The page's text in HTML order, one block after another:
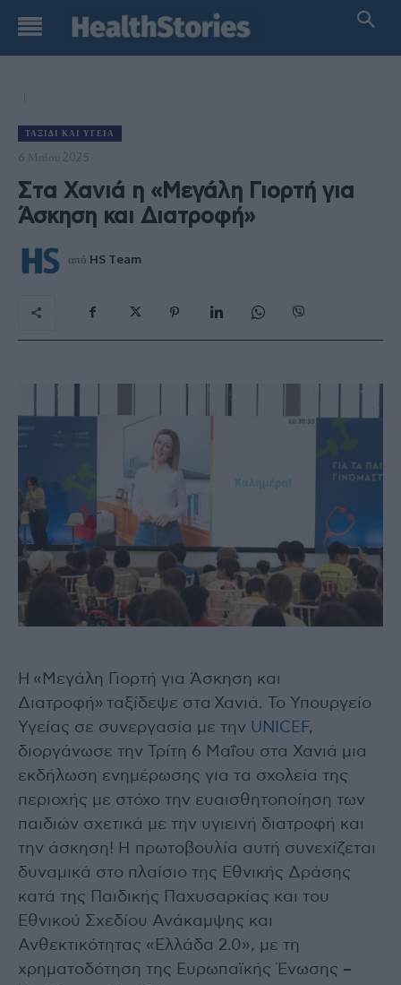
ΤΑΞΊΔΙ ΚΑΙ ΥΓΕΊΑ
6 Μαΐου 2025
Στα Χανιά η «Μεγάλη Γιορτή για
Άσκηση και Διατροφή»
από HS Team
Η «Μεγάλη Γιορτή για Άσκηση και
Διατροφή» ταξίδεψε στα Χανιά. Το Υπουργείο
Υγείας σε συνεργασία με την UNICEF,
διοργάνωσε την Τρίτη 6 Μαΐου στα Χανιά μια
εκδήλωση ενημέρωσης για τα σχολεία της
περιοχής με στόχο την ευαισθητοποίηση των
παιδιών σχετικά με την υγιεινή διατροφή και
την άσκηση! Η πρωτοβουλία αυτή συνεχίζεται
δυναμικά στο πλαίσιο της Εθνικής Δράσης
κατά της Παιδικής Παχυσαρκίας και του
Εθνικού Σχεδίου Ανάκαμψης και
Ανθεκτικότητας «Ελλάδα 2.0», με τη
χρηματοδότηση της Ευρωπαϊκής Ένωσης –